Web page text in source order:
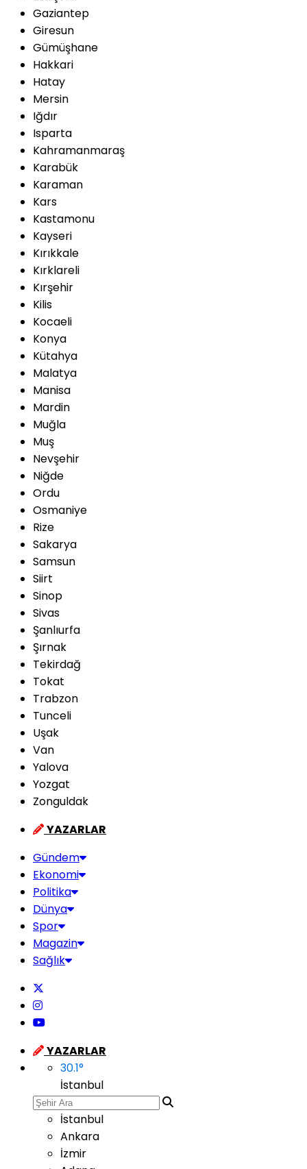
Gaziantep
Giresun
Gümüşhane
Hakkari
Hatay
Mersin
Iğdır
Isparta
Kahramanmaraş
Karabük
Karaman
Kars
Kastamonu
Kayseri
Kırıkkale
Kırklareli
Kırşehir
Kilis
Kocaeli
Konya
Kütahya
Malatya
Manisa
Mardin
Muğla
Muş
Nevşehir
Niğde
Ordu
Osmaniye
Rize
Sakarya
Samsun
Siirt
Sinop
Sivas
Şanlıurfa
Şırnak
Tekirdağ
Tokat
Trabzon
Tunceli
Uşak
Van
Yalova
Yozgat
Zonguldak
YAZARLAR
Gündem
Ekonomi
Politika
Dünya
Spor
Magazin
Sağlık
YAZARLAR
30.1°
İstanbul
İstanbul
Ankara
İzmir